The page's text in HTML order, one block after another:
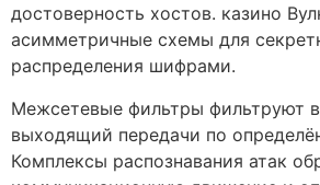
достоверность хостов. казино
асимметричные схемы для
распределения шифрами.
Межсетевые фильтры фильтруют
выходящий передачи по
Комплексы распознавания атак